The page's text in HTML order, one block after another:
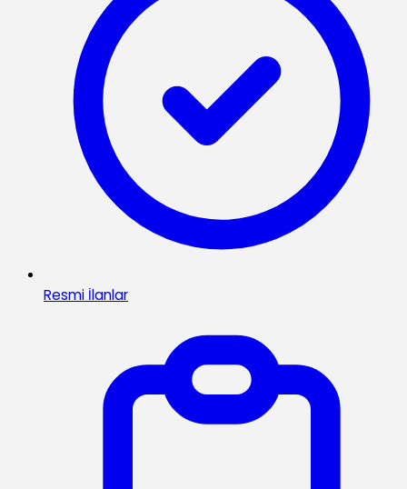
Resmi İlanlar